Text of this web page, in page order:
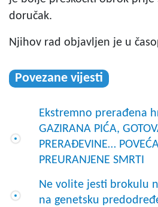
doručak.
Njihov rad objavljen je u
Povezane vijesti
Ekstremno prerađena
GAZIRANA PIĆA,
PRERAĐEVINE…
PREURANJENE SMRTI
Ne volite jesti brokulu
na genetsku